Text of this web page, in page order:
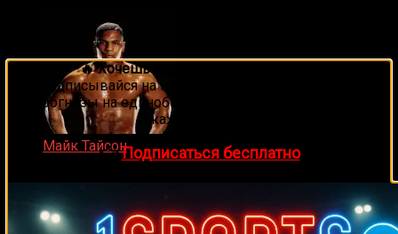
Майк Тайсон
🔥 Хочешь зарабатывать на спорте?
Подписывайся на наш Telegram-канал
прогнозы на единоборства и другие виды спорта
каждый день!
👉Подписаться бесплатно